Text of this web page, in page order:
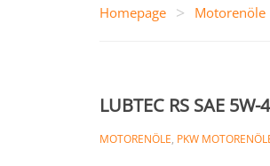
Homepage > Motorenöle
LUBTEC RS SAE 5W-
MOTORENÖLE, PKW